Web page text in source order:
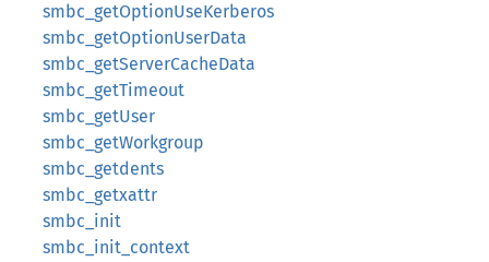
smbc_getOptionUseKerberos
smbc_getOptionUserData
smbc_getServerCacheData
smbc_getTimeout
smbc_getUser
smbc_getWorkgroup
smbc_getdents
smbc_getxattr
smbc_init
smbc_init_context